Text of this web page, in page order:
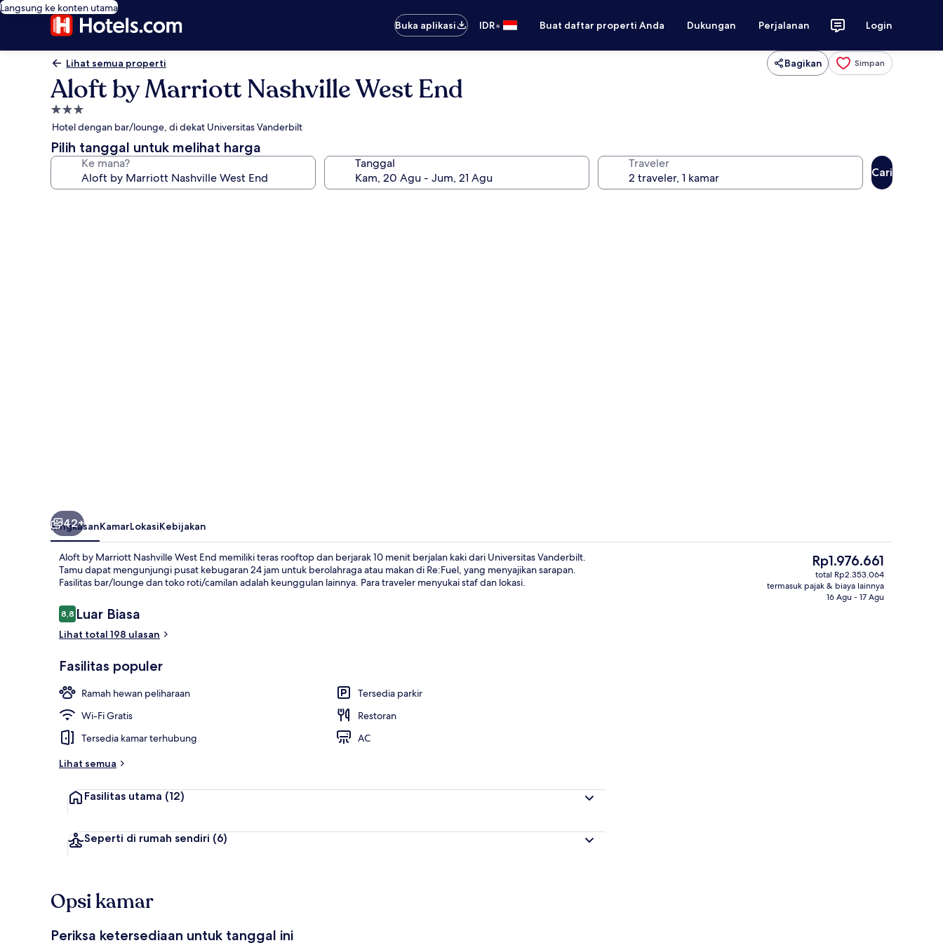
Langsung ke konten utama
Buka aplikasi
IDR• Buat daftar properti Anda Dukungan Perjalanan Login
Lihat semua properti Bagikan Simpan
Aloft by Marriott Nashville West End
Properti
bintang
3.0
Hotel dengan bar/lounge, di dekat Universitas Vanderbilt
Pilih tanggal untuk melihat harga
Ke mana? Tanggal Traveler
Cari
Interior
42+
RingkasanKamarLokasiKebijakan
Aloft by Marriott Nashville West End memiliki teras rooftop dan berjarak 10 menit berjalan kaki dari Universitas Vanderbilt.
Tamu dapat mengunjungi pusat kebugaran 24 jam untuk berolahraga atau makan di Re:Fuel, yang menyajikan sarapan.
Fasilitas bar/lounge dan toko roti/camilan adalah keunggulan lainnya. Para traveler menyukai staf dan lokasi.
Ulasan
8,88,8 dari 10
Luar Biasa
Lihat total 198 ulasan
Fasilitas populer
Ramah hewan peliharaan
Tersedia parkir
Wi-Fi Gratis
Restoran
Tersedia kamar terhubung
AC
Lihat semua
Fasilitas utama (12)
Seperti di rumah sendiri (6)
Harga
saat
ini
Rp1.976.661
Rp1.976.661
total Rp2.353.064
termasuk pajak & biaya lainnya
16 Agu - 17 Agu
Opsi kamar
Periksa ketersediaan untuk tanggal ini